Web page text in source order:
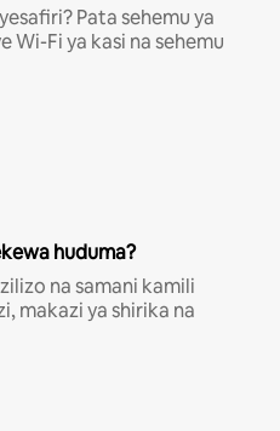
Pata sehemu ya
Wi-Fi ya kasi na sehemu
huduma?
na samani kamili
makazi ya shirika na